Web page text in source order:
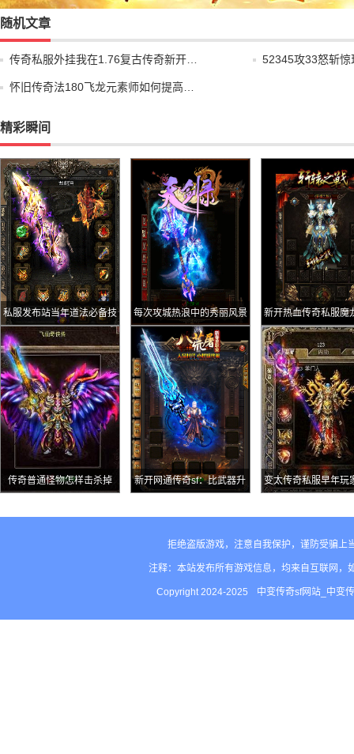
随机文章
传奇私服外挂我在1.76复古传奇新开… 52345攻33怒斩
怀旧传奇法180飞龙元素师如何提高…
精彩瞬间
私服发布站当年道法必备技
巧出魔法锁定前靠它才能变
身人肉制导
每次攻城热浪中的秀丽风景 新开热血传奇私服魔
属于复古版本还是合
传奇普通怪物怎样击杀掉 新开网通传奇sf：比武器升 变太传奇私服早年玩
拒绝盗版游戏，注意自我保护，谨防受骗上
注释：本站发布所有游戏信息，均来自互联网
Copyright 2024-2025 中变传奇sf网站_中变